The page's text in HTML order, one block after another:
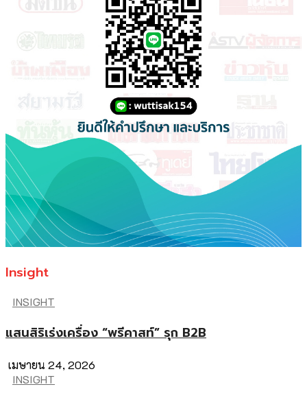
Insight
INSIGHT
แสนสิริเร่งเครื่อง “พรีคาสท์” รุก B2B
เมษายน 24, 2026
INSIGHT